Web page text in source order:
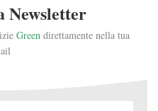
Greendirettamente nella tua